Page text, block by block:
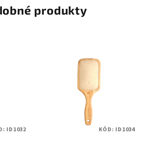
produkty
ID1032 KÓD: ID1034